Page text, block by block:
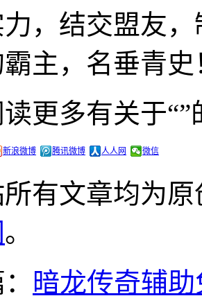
，结交盟友
主，名垂青史
更多有关于“”
新浪微博 腾讯微博 人人网 微信
有文章均为
。
暗龙传奇辅